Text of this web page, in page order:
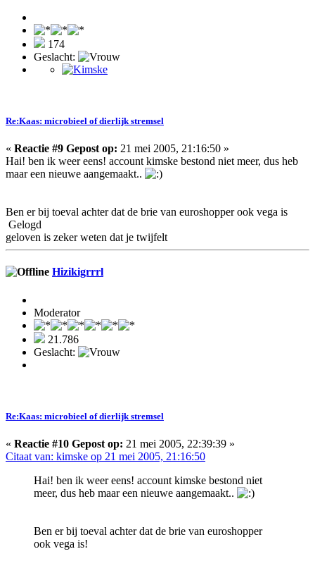
174
Geslacht:
Re:Kaas: microbieel of dierlijk stremsel
« Reactie #9 Gepost op: 21 mei 2005, 21:16:50 »
Hai! ben ik weer eens! account kimske bestond niet meer, dus heb
maar een nieuwe aangemaakt..
Ben er bij toeval achter dat de brie van euroshopper ook vega is
Gelogd
geloven is zeker weten dat je twijfelt
Hizikigrrrl
Moderator
21.786
Geslacht:
Re:Kaas: microbieel of dierlijk stremsel
« Reactie #10 Gepost op: 21 mei 2005, 22:39:39 »
Citaat van: kimske op 21 mei 2005, 21:16:50
Hai! ben ik weer eens! account kimske bestond niet
meer, dus heb maar een nieuwe aangemaakt..
Ben er bij toeval achter dat de brie van euroshopper
ook vega is!